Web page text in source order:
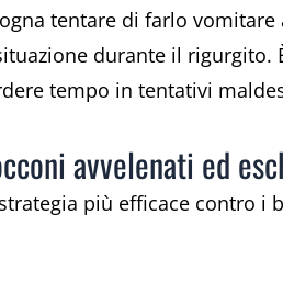
tentare di farlo vomitare
durante il rigurgito.
tempo in tentativi
avvelenati ed
più efficace contro i